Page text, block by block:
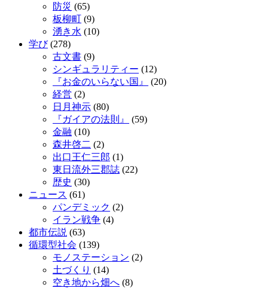
防災 (65)
板柳町 (9)
湧き水 (10)
学び(278)
古文書 (9)
シンギュラリティー (12)
『お金のいらない国』
(20)
経営 (2)
日月神示 (80)
『ガイアの法則』
(59)
金融 (10)
森井啓二 (2)
出口王仁三郎 (1)
東日流外三郡誌 (22)
歴史 (30)
ニュース (61)
パンデミック (2)
イラン戦争 (4)
都市伝説 (63)
循環型社会 (139)
モノステーション (2)
土づくり (14)
空き地から畑へ (8)